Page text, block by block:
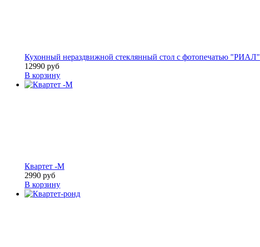
Кухонный нераздвижной стеклянный стол с фотопечатью "РИАЛ"
12990 руб
В корзину
Квартет -М
2990 руб
В корзину